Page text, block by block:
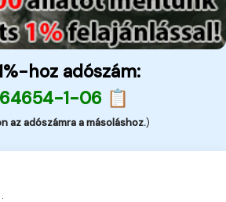
hoz adószám:
1-06 📋
az adószámra a másoláshoz.)
·